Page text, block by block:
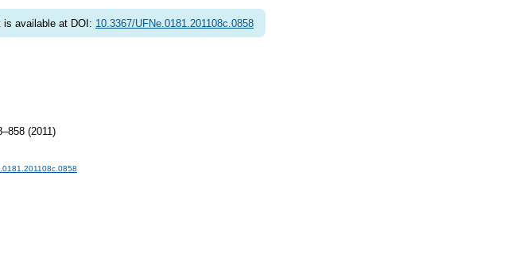
is available at DOI: 10.3367/UFNe.0181.201108c.0858
(2011)